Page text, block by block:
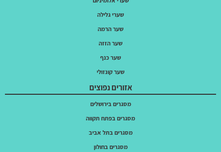
שערי גלילה
שער הרמה
שער הזזה
שער כנף
שער קונזולי
אזורים נפוצים
מסגרים בירושלים
מסגרים בפתח תקווה
מסגרים בתל אביב
מסגרים בחולון